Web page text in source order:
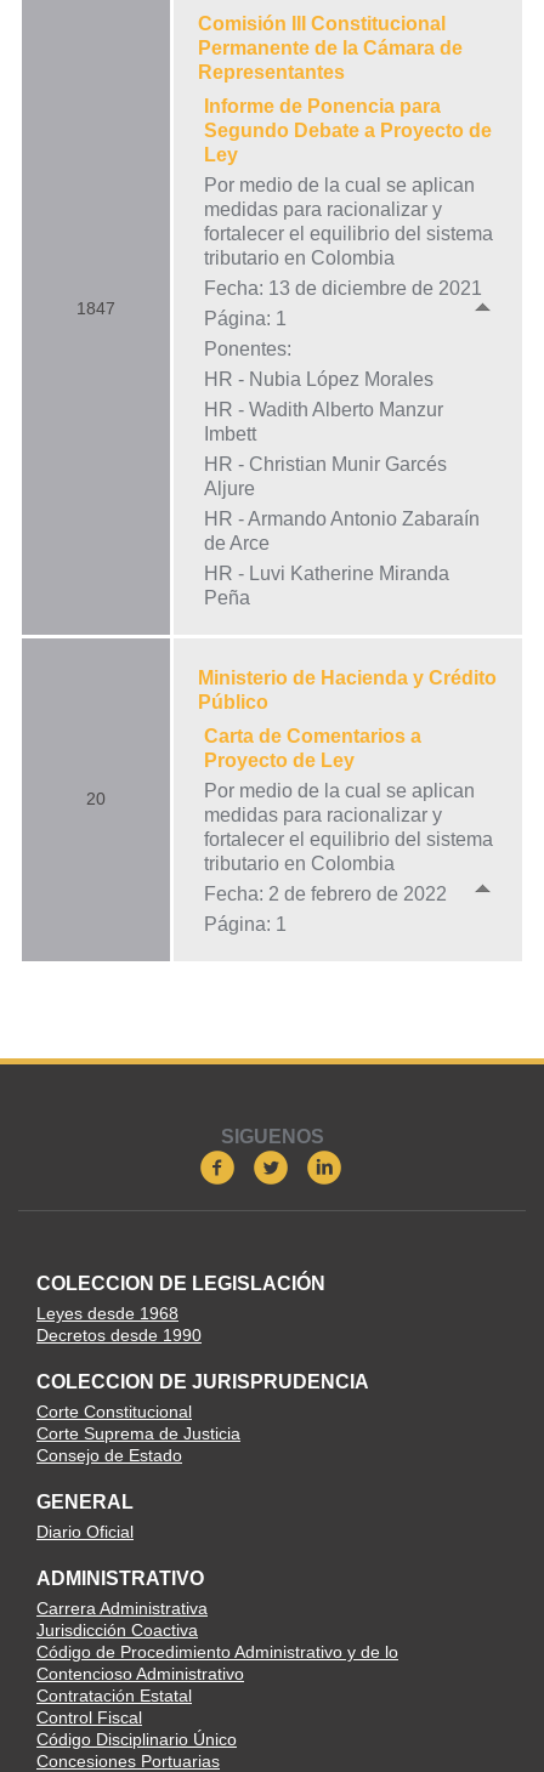
1847
Comisión III Constitucional
Permanente de la Cámara de
Representantes
Informe de Ponencia para
Segundo Debate a Proyecto de
Ley
Por medio de la cual se aplican
medidas para racionalizar y
fortalecer el equilibrio del sistema
tributario en Colombia
Fecha: 13 de diciembre de 2021
Página: 1
Ponentes:
HR - Nubia López Morales
HR - Wadith Alberto Manzur
Imbett
HR - Christian Munir Garcés
Aljure
HR - Armando Antonio Zabaraín
de Arce
HR - Luvi Katherine Miranda
Peña
20
Ministerio de Hacienda y Crédito
Público
Carta de Comentarios a
Proyecto de Ley
Por medio de la cual se aplican
medidas para racionalizar y
fortalecer el equilibrio del sistema
tributario en Colombia
Fecha: 2 de febrero de 2022
Página: 1
SIGUENOS
COLECCION DE LEGISLACIÓN
Leyes desde 1968
Decretos desde 1990
COLECCION DE JURISPRUDENCIA
Corte Constitucional
Corte Suprema de Justicia
Consejo de Estado
GENERAL
Diario Oficial
ADMINISTRATIVO
Carrera Administrativa
Jurisdicción Coactiva
Código de Procedimiento Administrativo y de lo
Contencioso Administrativo
Contratación Estatal
Control Fiscal
Código Disciplinario Único
Concesiones Portuarias